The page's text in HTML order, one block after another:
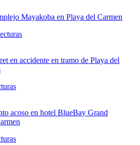
Mayakoba en Playa del Carmen
en accidente en tramo de Playa del
acoso en hotel BlueBay Grand